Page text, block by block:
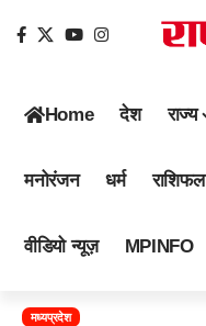
Home देश राज्य
मनोरंजन धर्म राशिफल
वीडियो न्यूज़ MPINFO
मध्यप्रदेश